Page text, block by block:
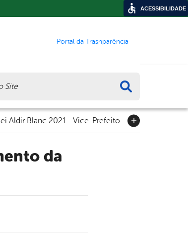
Portal da Trasnparência
Lei Aldir Blanc 2021 Vice-Prefeito
ACESSIBILIDADE